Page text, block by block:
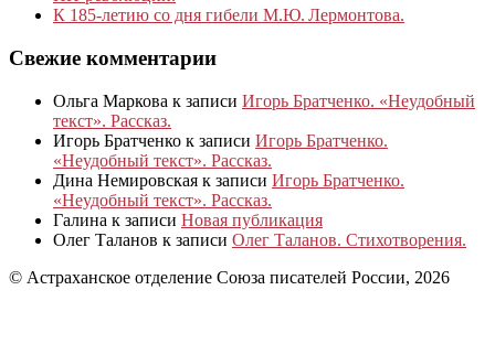
К 185‑летию со дня гибели М.Ю. Лермонтова.
Свежие комментарии
Ольга Маркова к записи Игорь Братченко. «Неудобный
текст». Рассказ.
Игорь Братченко к записи Игорь Братченко.
«Неудобный текст». Рассказ.
Дина Немировская к записи Игорь Братченко.
«Неудобный текст». Рассказ.
Галина к записи Новая публикация
Олег Таланов к записи Олег Таланов. Стихотворения.
© Астраханское отделение Союза писателей России, 2026